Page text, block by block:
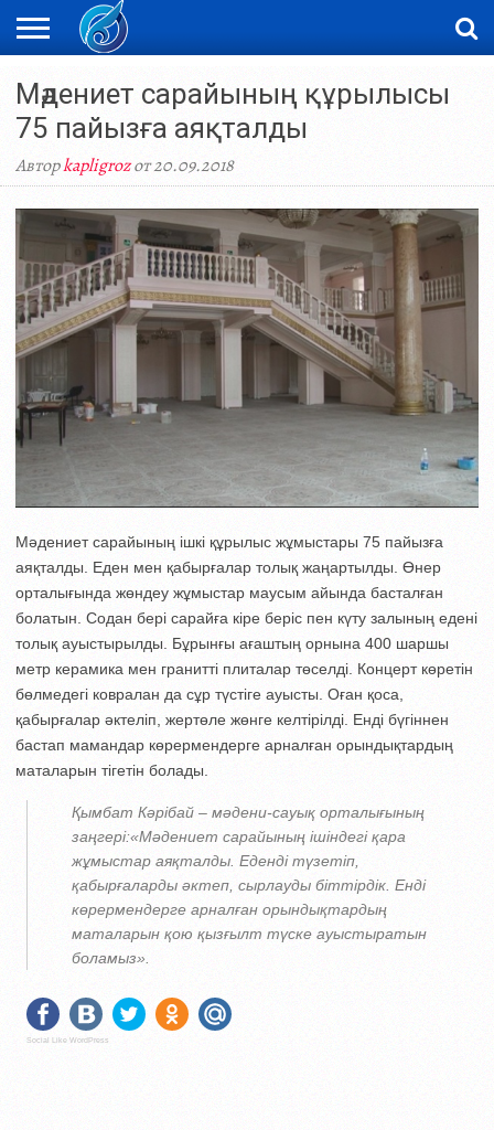
НОВОСТИ
ВИДЕО
ФОТОРЕПОРТАЖИ
ОРКЕН
LIVETV
Мәдениет сарайының құрылысы
75 пайызға аяқталды
Авторkapligrozот 20.09.2018
Мәдениет сарайының ішкі құрылыс жұмыстары 75 пайызға
аяқталды. Еден мен қабырғалар толық жаңартылды. Өнер
орталығында жөндеу жұмыстар маусым айында басталған
болатын. Содан бері сарайға кіре беріс пен күту залының едені
толық ауыстырылды. Бұрынғы ағаштың орнына 400 шаршы
метр керамика мен гранитті плиталар төселді. Концерт көретін
бөлмедегі ковралан да сұр түстіге ауысты. Оған қоса,
қабырғалар әктеліп, жертөле жөнге келтірілді. Енді бүгіннен
бастап мамандар көрермендерге арналған орындықтардың
маталарын тігетін болады.
Қымбат Кәрібай – мәдени-сауық орталығының
заңгері:«Мәдениет сарайының ішіндегі қара
жұмыстар аяқталды. Еденді түзетіп,
қабырғаларды әктеп, сырлауды біттірдік. Енді
көрермендерге арналған орындықтардың
маталарын қою қызғылт түске ауыстыратын
боламыз».
Social Like WordPress